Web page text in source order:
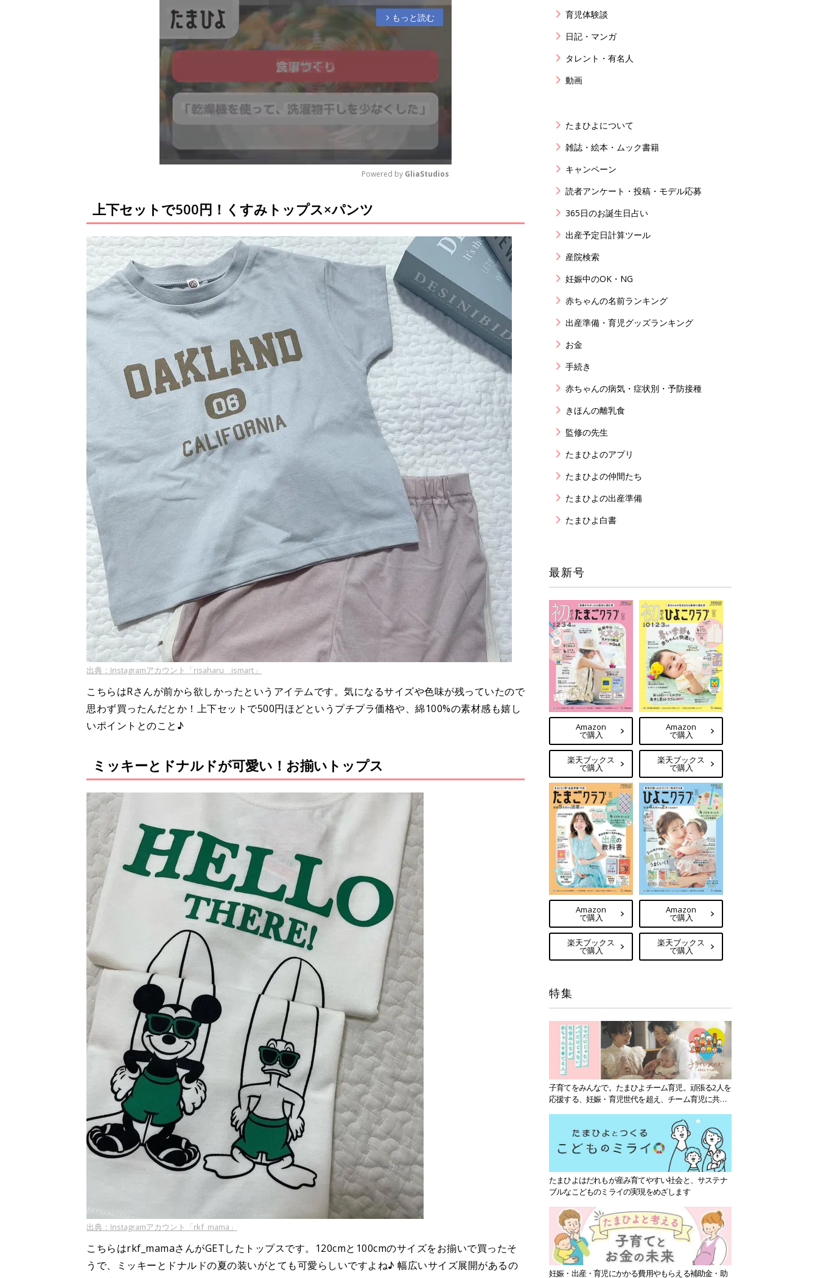
arrow_forward_ios もっと読む
u
e
Powered by GliaStudios
上下セットで500円！くすみトップス×パンツ
出典：Instagramアカウント「risaharu__ismart」
こちらはRさんが前から欲しかったというアイテムです。気になるサイズや色味が残っていたので
思わず買ったんだとか！上下セットで500円ほどというプチプラ価格や、綿100%の素材感も嬉し
いポイントとのこと♪
ミッキーとドナルドが可愛い！お揃いトップス
出典：Instagramアカウント「rkf_mama」
こちらはrkf_mamaさんがGETしたトップスです。120cmと100cmのサイズをお揃いで買ったそ
うで、ミッキーとドナルドの夏の装いがとても可愛らしいですよね♪ 幅広いサイズ展開があるの
育児体験談
日記・マンガ
タレント・有名人
動画
たまひよについて
雑誌・絵本・ムック書籍
キャンペーン
読者アンケート・投稿・モデル応募
365日のお誕生日占い
出産予定日計算ツール
産院検索
妊娠中のOK・NG
赤ちゃんの名前ランキング
出産準備・育児グッズランキング
お金
手続き
赤ちゃんの病気・症状別・予防接種
きほんの離乳食
監修の先生
たまひよのアプリ
たまひよの仲間たち
たまひよの出産準備
たまひよ白書
最新号
Amazon
で購入
楽天ブックス
で購入
Amazon
で購入
楽天ブックス
で購入
Amazon
で購入
楽天ブックス
で購入
Amazon
で購入
楽天ブックス
で購入
特集
子育てをみんなで。たまひよチーム育児。頑張る2人を
応援する、妊娠・育児世代を超え、チーム育児に共感
たまひよはだれもが産み育てやすい社会と、サステナ
ブルなこどものミライの実現をめざします
妊娠・出産・育児にかかる費用やもらえる補助金・助